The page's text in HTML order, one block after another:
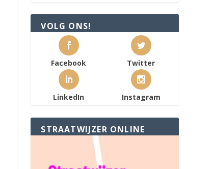
VOLG ONS!
Facebook Twitter
LinkedIn Instagram
STRAATWIJZER ONLINE